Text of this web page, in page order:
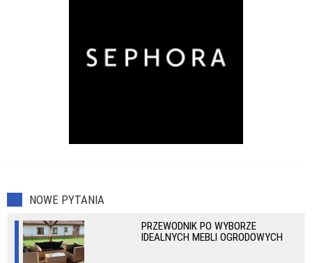
NOWE PYTANIA
PRZEWODNIK PO WYBORZE
IDEALNYCH MEBLI OGRODOWYCH